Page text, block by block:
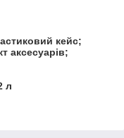
кейс;
аксесуарів;
л